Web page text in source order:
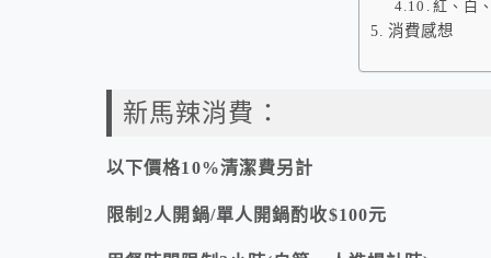
紅、白
消費感想
新馬辣消費：
以下價格10%清潔費另計
限制2人開鍋/單人開鍋酌收$100元